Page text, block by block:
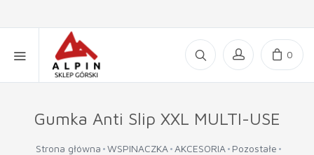
0
Gumka Anti Slip XXL MULTI-USE
Strona główna WSPINACZKA AKCESORIA Pozostałe